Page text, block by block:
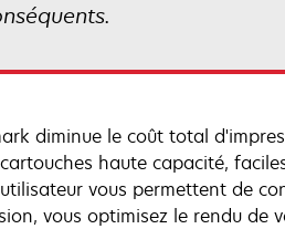
diminue le coût total
haute capacité,
vous permettent de
vous optimisez le rendu de